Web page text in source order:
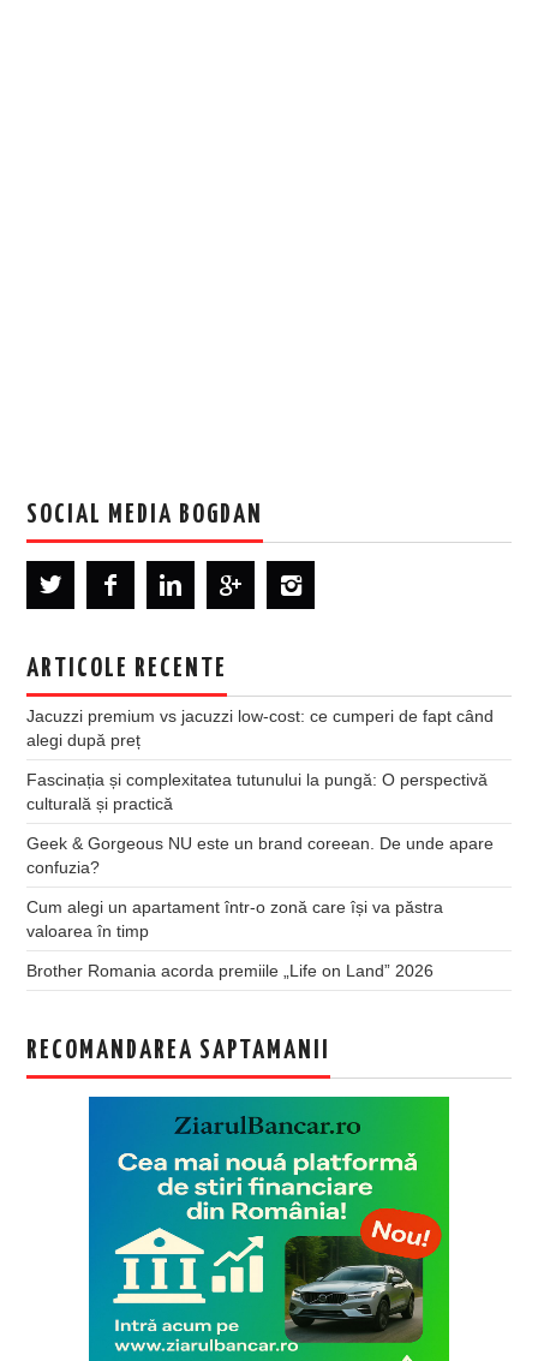
SOCIAL MEDIA BOGDAN
ARTICOLE RECENTE
Jacuzzi premium vs jacuzzi low-cost: ce cumperi de fapt când
alegi după preț
Fascinația și complexitatea tutunului la pungă: O perspectivă
culturală și practică
Geek & Gorgeous NU este un brand coreean. De unde apare
confuzia?
Cum alegi un apartament într-o zonă care își va păstra
valoarea în timp
Brother Romania acorda premiile „Life on Land” 2026
RECOMANDAREA SAPTAMANII